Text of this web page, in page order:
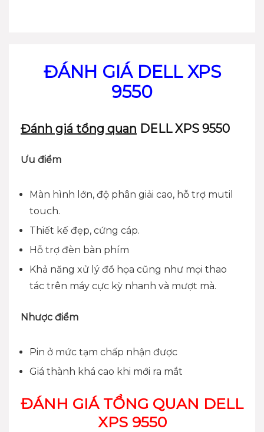
ĐÁNH GIÁ DELL XPS
9550
Đánh giá tổng quan DELL XPS 9550
Ưu điểm
Màn hình lớn, độ phân giải cao, hỗ trợ mutil
touch.
Thiết kế đẹp, cứng cáp.
Hỗ trợ đèn bàn phím
Khả năng xử lý đồ họa cũng như mọi thao
tác trên máy cực kỳ nhanh và mượt mà.
Nhược điểm
Pin ở mức tạm chấp nhận được
Giá thành khá cao khi mới ra mắt
ĐÁNH GIÁ TỔNG QUAN DELL
XPS 9550